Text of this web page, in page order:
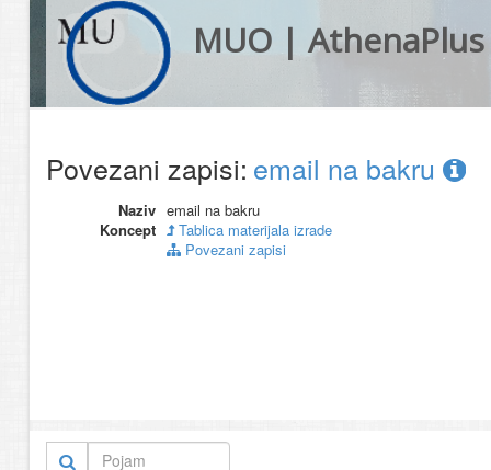
MUO | AthenaPlus
Povezani zapisi: email na bakru
Naziv email na bakru
Koncept
Tablica materijala izrade
Povezani zapisi